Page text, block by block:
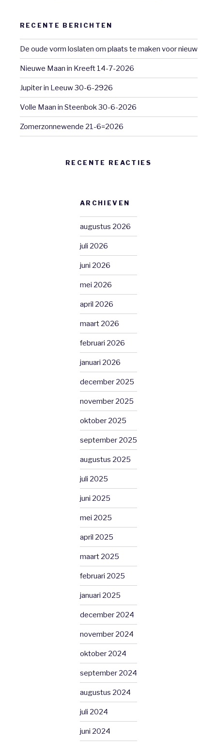
RECENTE BERICHTEN
De oude vorm loslaten om plaats te maken voor nieuw
Nieuwe Maan in Kreeft 14-7-2026
Jupiter in Leeuw 30-6-2926
Volle Maan in Steenbok 30-6-2026
Zomerzonnewende 21-6=2026
RECENTE REACTIES
ARCHIEVEN
augustus 2026
juli 2026
juni 2026
mei 2026
april 2026
maart 2026
februari 2026
januari 2026
december 2025
november 2025
oktober 2025
september 2025
augustus 2025
juli 2025
juni 2025
mei 2025
april 2025
maart 2025
februari 2025
januari 2025
december 2024
november 2024
oktober 2024
september 2024
augustus 2024
juli 2024
juni 2024